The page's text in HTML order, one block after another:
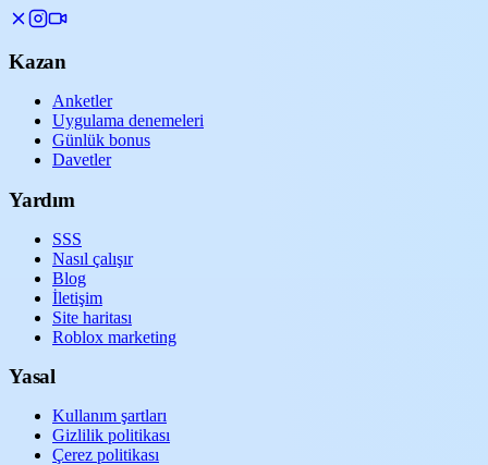
Kazan
Anketler
Uygulama denemeleri
Günlük bonus
Davetler
Yardım
SSS
Nasıl çalışır
Blog
İletişim
Site haritası
Roblox marketing
Yasal
Kullanım şartları
Gizlilik politikası
Çerez politikası